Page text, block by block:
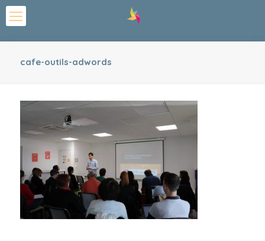
cafe-outils-adwords